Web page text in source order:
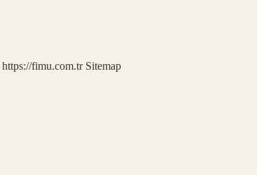
https://fimu.com.tr Sitemap